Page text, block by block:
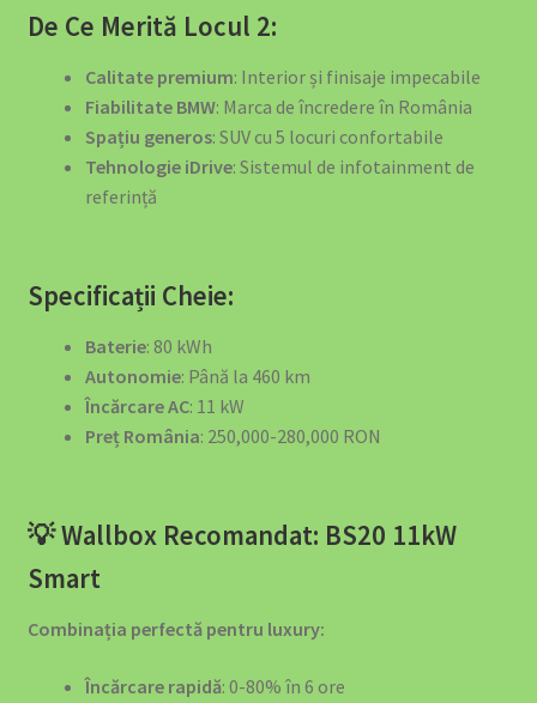
EV4GREEN – Soluții Energetice pentru Locuințe
Ghidul Complet Wallbox România 2026
Home – Office – 22kw 32A Charger 3-Phase Type 2 Socket
Încărcătoare EV – Soluții Complete pentru Mașina Ta
Electrică
Încărcătoare și Electronice
Informații Despre Companie
luminat Solar România – Soluții Complete pentru Grădină
De Ce Merită Locul 2:
Calitate premium: Interior și finisaje impecabile
Fiabilitate BMW: Marca de încredere în România
Spațiu generos: SUV cu 5 locuri confortabile
Tehnologie iDrive: Sistemul de infotainment de
referință
Specificații Cheie:
Baterie: 80 kWh
Autonomie: Până la 460 km
Încărcare AC: 11 kW
Preț România: 250,000-280,000 RON
💡 Wallbox Recomandat: BS20 11kW
Smart
Combinația perfectă pentru luxury:
Încărcare rapidă: 0-80% în 6 ore